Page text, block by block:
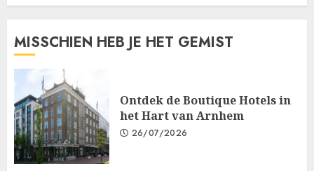
MISSCHIEN HEB JE HET GEMIST
Ontdek de Boutique Hotels in
het Hart van Arnhem
26/07/2026